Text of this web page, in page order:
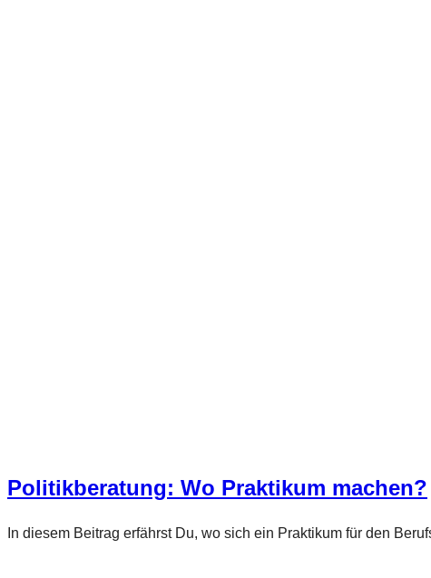
Politikberatung: Wo Praktikum machen?
In diesem Beitrag erfährst Du, wo sich ein Praktikum für den